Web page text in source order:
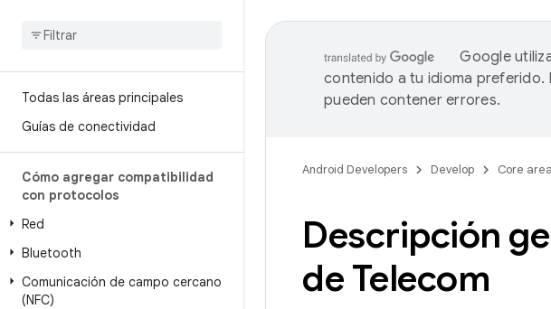
Todas las áreas principales
Guías de conectividad
Cómo agregar compatibilidad
con protocolos
Red
Bluetooth
Comunicación de campo cercano
(NFC)
Google
contenido a tu idioma preferido.
pueden contener errores.
Android Developers Develop Core
Descripción
de Telecom